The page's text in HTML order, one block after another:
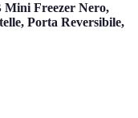
Mini Freezer Nero,
Porta Reversibile,